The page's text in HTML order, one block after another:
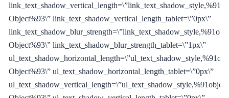
Object%93\” link_text_shadow_vertical_length_tablet=\”0px\”
Object%93\” link_text_shadow_blur_strength_tablet=\”1px\”
Object%93\” ul_text_shadow_horizontal_length_tablet=\”0px\”
ul_text_shadow_vertical_length=\”ul_text_shadow_style,%91object